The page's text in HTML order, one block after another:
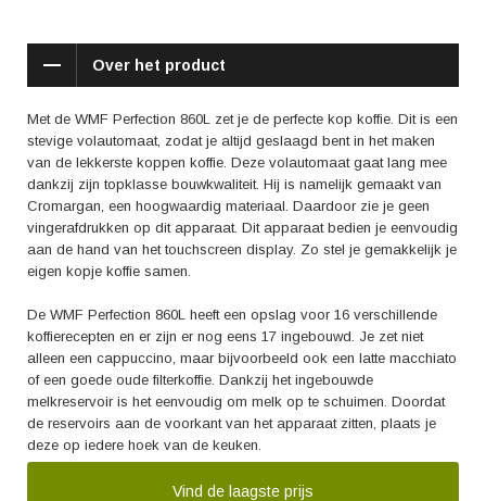
Over het product
Met de WMF Perfection 860L zet je de perfecte kop koffie. Dit is een
stevige volautomaat, zodat je altijd geslaagd bent in het maken
van de lekkerste koppen koffie. Deze volautomaat gaat lang mee
dankzij zijn topklasse bouwkwaliteit. Hij is namelijk gemaakt van
Cromargan, een hoogwaardig materiaal. Daardoor zie je geen
vingerafdrukken op dit apparaat. Dit apparaat bedien je eenvoudig
aan de hand van het touchscreen display. Zo stel je gemakkelijk je
eigen kopje koffie samen.
De WMF Perfection 860L heeft een opslag voor 16 verschillende
koffierecepten en er zijn er nog eens 17 ingebouwd. Je zet niet
alleen een cappuccino, maar bijvoorbeeld ook een latte macchiato
of een goede oude filterkoffie. Dankzij het ingebouwde
melkreservoir is het eenvoudig om melk op te schuimen. Doordat
de reservoirs aan de voorkant van het apparaat zitten, plaats je
deze op iedere hoek van de keuken.
Vind de laagste prijs